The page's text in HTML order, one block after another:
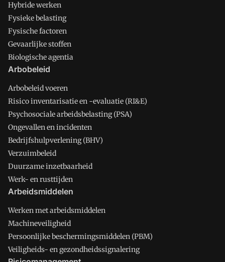
Hybride werken
Fysieke belasting
Fysische factoren
Gevaarlijke stoffen
Biologische agentia
Arbobeleid
Arbobeleid voeren
Risico inventarisatie en -evaluatie (RI&E)
Psychosociale arbeidsbelasting (PSA)
Ongevallen en incidenten
Bedrijfshulpverlening (BHV)
Verzuimbeleid
Duurzame inzetbaarheid
Werk- en rusttijden
Arbeidsmiddelen
Werken met arbeidsmiddelen
Machineveiligheid
Persoonlijke beschermingsmiddelen (PBM)
Veiligheids- en gezondheidssignalering